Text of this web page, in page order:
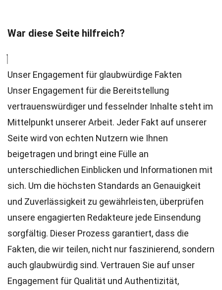
War diese Seite hilfreich?
Unser Engagement für glaubwürdige Fakten
Unser Engagement für die Bereitstellung
vertrauenswürdiger und fesselnder Inhalte steht im
Mittelpunkt unserer Arbeit. Jeder Fakt auf unserer
Seite wird von echten Nutzern wie Ihnen
beigetragen und bringt eine Fülle an
unterschiedlichen Einblicken und Informationen mit
sich. Um die höchsten Standards an Genauigkeit
und Zuverlässigkeit zu gewährleisten, überprüfen
unsere engagierten Redakteure jede Einsendung
sorgfältig. Dieser Prozess garantiert, dass die
Fakten, die wir teilen, nicht nur faszinierend, sondern
auch glaubwürdig sind. Vertrauen Sie auf unser
Engagement für Qualität und Authentizität,